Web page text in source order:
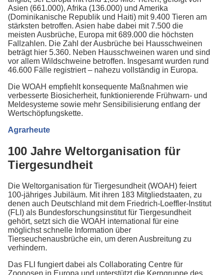
Asien (661.000), Afrika (136.000) und Amerika
(Dominikanische Republik und Haiti) mit 9.400 Tieren am
stärksten betroffen. Asien habe dabei mit 7.500 die
meisten Ausbrüche, Europa mit 689.000 die höchsten
Fallzahlen. Die Zahl der Ausbrüche bei Hausschweinen
beträgt hier 5.360. Neben Hausschweinen waren und sind
vor allem Wildschweine betroffen. Insgesamt wurden rund
46.600 Fälle registriert – nahezu vollständig in Europa.
Die WOAH empfiehlt konsequente Maßnahmen wie
verbesserte Biosicherheit, funktionierende Frühwarn- und
Meldesysteme sowie mehr Sensibilisierung entlang der
Wertschöpfungskette.
Agrarheute
100 Jahre Weltorganisation für
Tiergesundheit
Die Weltorganisation für Tiergesundheit (WOAH) feiert
100-jähriges Jubiläum. Mit ihren 183 Mitgliedstaaten, zu
denen auch Deutschland mit dem Friedrich-Loeffler-Institut
(FLI) als Bundesforschungsinstitut für Tiergesundheit
gehört, setzt sich die WOAH international für eine
möglichst schnelle Information über
Tierseuchenausbrüche ein, um deren Ausbreitung zu
verhindern.
Das FLI fungiert dabei als Collaborating Centre für
Zoonosen in Europa und unterstützt die Kerngruppe des